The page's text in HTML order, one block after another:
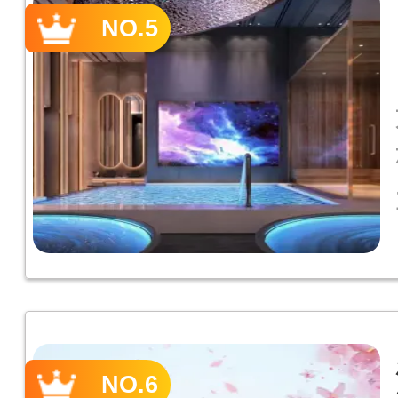
NO.5
NO.6